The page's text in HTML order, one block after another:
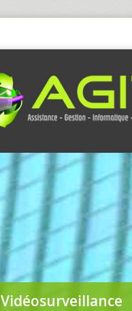
Vidéosurveillance